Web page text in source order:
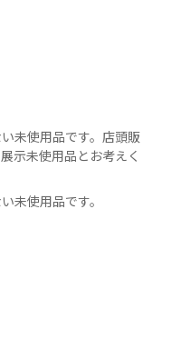
未使用品です。店頭販
示未使用品とお考えく
未使用品です。